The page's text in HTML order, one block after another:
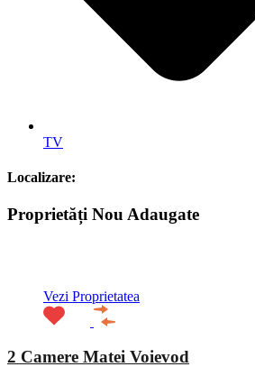
TV
Localizare:
Proprietăți Nou Adaugate
Vezi Proprietatea
2 Camere Matei Voievod